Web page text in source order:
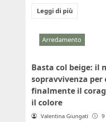
Leggi di più
Arredamento
Basta col beige: il
sopravvivenza per
finalmente il
il colore
Valentina Giungati 9